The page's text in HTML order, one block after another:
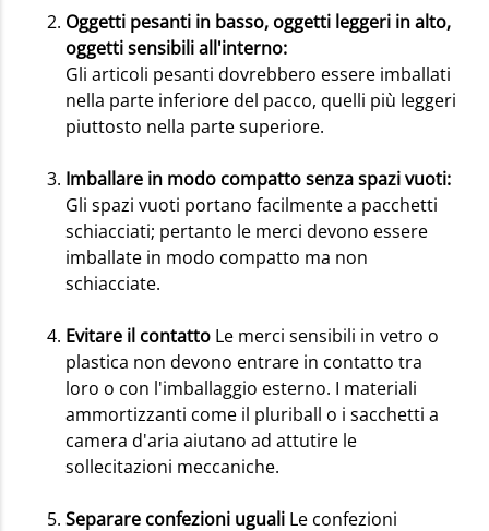
Oggetti pesanti in basso, oggetti leggeri in alto,
oggetti sensibili all'interno:
Gli articoli pesanti dovrebbero essere imballati
nella parte inferiore del pacco, quelli più leggeri
piuttosto nella parte superiore.
Imballare in modo compatto senza spazi vuoti:
Gli spazi vuoti portano facilmente a pacchetti
schiacciati; pertanto le merci devono essere
imballate in modo compatto ma non
schiacciate.
Evitare il contatto Le merci sensibili in vetro o
plastica non devono entrare in contatto tra
loro o con l'imballaggio esterno. I materiali
ammortizzanti come il pluriball o i sacchetti a
camera d'aria aiutano ad attutire le
sollecitazioni meccaniche.
Separare confezioni uguali Le confezioni